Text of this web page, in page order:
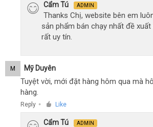
Cẩm Tú ADMIN
Thanks Chị, website bên em
sản phẩm bán chạy nhất đề
rất uy tín.
M Mỹ Duyên
Tuyệt vời, mới đặt hàng hôm qua mà
hàng.
Reply ● Like
Cẩm Tú ADMIN